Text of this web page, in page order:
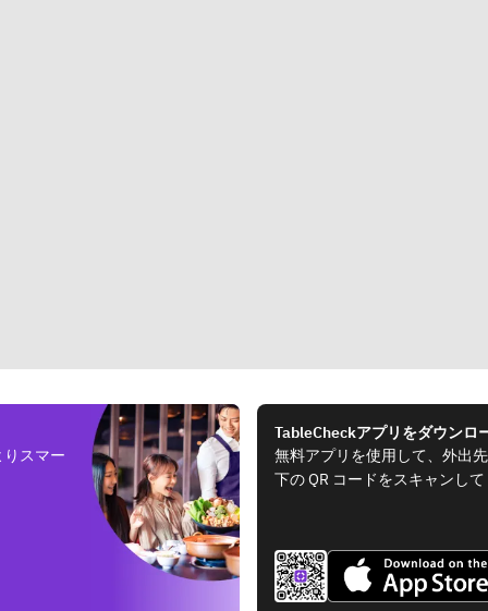
スマー
TableCheckアプリをダウンロ
無料アプリを使用して、外出
下の QR コードをスキャンし